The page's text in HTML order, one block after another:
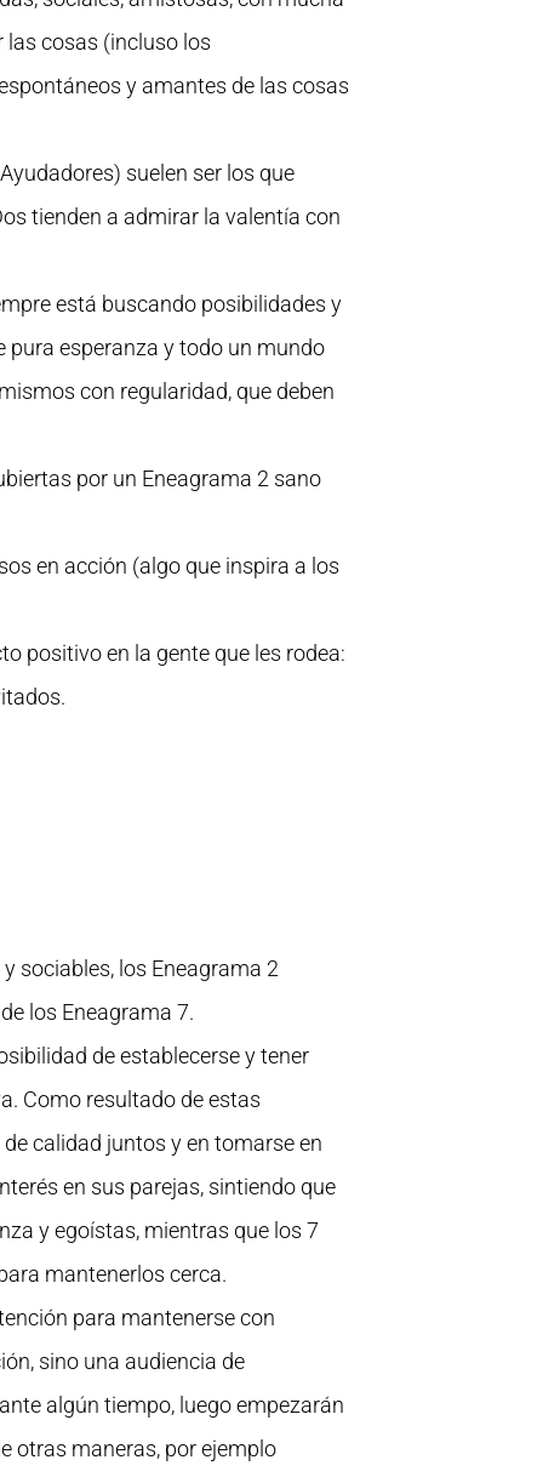
cosas (incluso los
y amantes de las cosas
suelen ser los que
tienden a admirar la valentía con
está buscando posibilidades y
pura esperanza y todo un mundo
con regularidad, que deben
por un Eneagrama 2 sano
en acción (algo que inspira a los
positivo en la gente que les rodea:
sociables, los Eneagrama 2
los Eneagrama 7.
de establecerse y tener
Como resultado de estas
calidad juntos y en tomarse en
en sus parejas, sintiendo que
y egoístas, mientras que los 7
mantenerlos cerca.
para mantenerse con
sino una audiencia de
algún tiempo, luego empezarán
otras maneras, por ejemplo